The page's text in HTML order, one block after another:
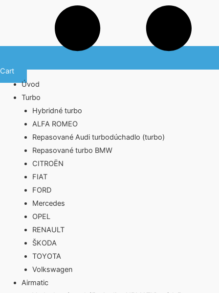
Cart
Úvod
Turbo
Hybridné turbo
ALFA ROMEO
Repasované Audi turbodúchadlo (turbo)
Repasované turbo BMW
CITROËN
FIAT
FORD
Mercedes
OPEL
RENAULT
ŠKODA
TOYOTA
Volkswagen
Airmatic